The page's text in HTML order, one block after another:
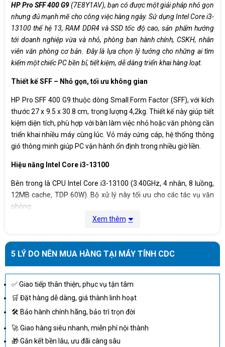
1 x DisplayPort™
1 x HDMI
2 x Type-A Hi-Speed USB 480Mbps
1 x RJ45
Khe cắm mở rộng
1 x PCI Express x16
1 x PCI Express x1
1 x M.2 2230
1 x M.2 2280
Hệ điều hành
Windows 11 Home 64
Kích thước
270 x 308 x 95 mm
HP Pro SFF 400 G9(7E8Y1AV), bạn có được một giải pháp nhỏ gọn
nhưng đủ mạnh mẽ cho công việc hàng ngày. Sử dụng Intel Core i3-
13100 thế hệ 13, RAM DDR4 và SSD tốc độ cao, sản phẩm hướng
tới doanh nghiệp vừa và nhỏ, phòng ban hành chính, CSKH, nhân
viên văn phòng cơ bản. Đây là lựa chọn lý tưởng cho những ai tìm
kiếm một chiếc PC bền bỉ, tiết kiệm, dễ dàng triển khai hàng loạt.
Thiết kế SFF – Nhỏ gọn, tối ưu không gian
HP Pro SFF 400 G9 thuộc dòng Small Form Factor (SFF), với kích
thước 27 x 9.5 x 30.8 cm, trọng lượng 4,2kg. Thiết kế này giúp tiết
kiệm diện tích, phù hợp với bàn làm việc nhỏ hoặc văn phòng cần
triển khai nhiều máy cùng lúc. Vỏ máy cứng cáp, hệ thống thông
gió thông minh giúp PC vận hành ổn định trong nhiều giờ liền.
Hiệu năng Intel Core i3-13100
Bên trong là CPU Intel Core i3-13100 (3.40GHz, 4 nhân, 8 luồng,
12MB cache, TDP 60W). Bộ xử lý này tối ưu cho các tác vụ văn
phòng:
Soạn thảo Word, Excel, PowerPoint mượt mà.
lag.
Chạy các phần mềm quản trị doanh nghiệp cơ bản.
nhiệm ổn định. Ổ cứng SSD 256GB NVMe mang lại tốc độ khởi
động Windows 11 Home nhanh chóng, truy xuất dữ liệu tức thì.
Với Intel UHD Graphics 730, PC hỗ trợ xuất hình đa màn hình qua
Xem thêm
5 LÝ DO NÊN MUA HÀNG TẠI MÁY TÍNH CDC
✅ Giao tiếp thân thiện, phục vụ tận tâm
🛒 Đặt hàng dễ dàng, giá thành linh hoạt
🛠 Bảo hành chính hãng, bảo trì trọn đời
🚀 Giao hàng siêu nhanh, miễn phí nội thành
🎁 Gắn kết bền lâu, ưu đãi càng sâu